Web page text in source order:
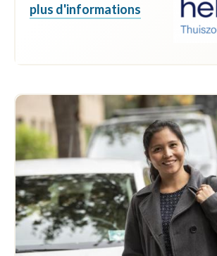
plus d'informations